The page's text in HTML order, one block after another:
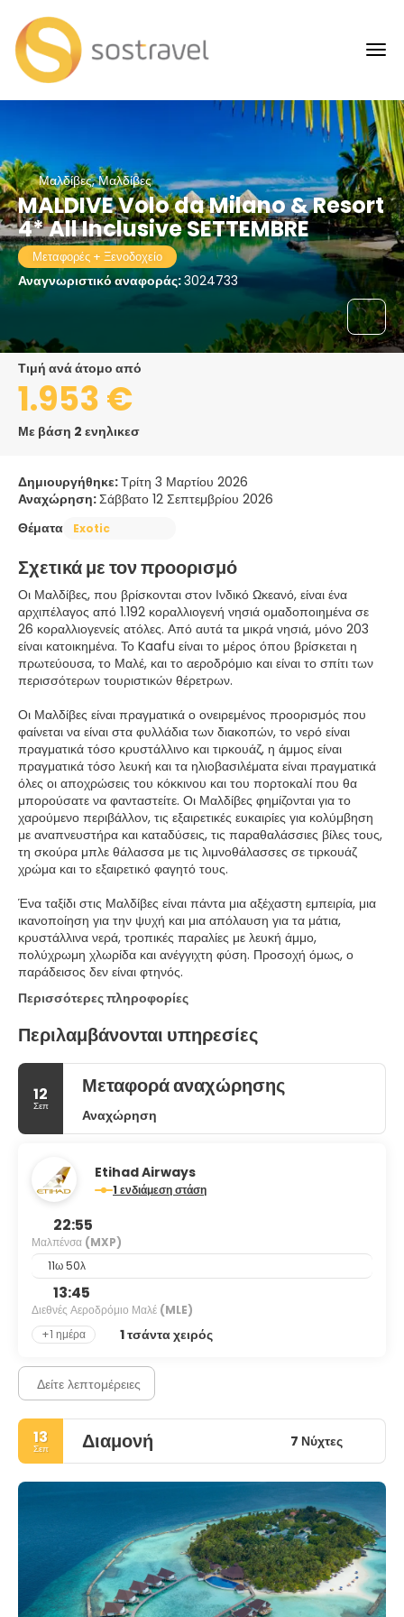
Μαλδίβες, Μαλδίβες
MALDIVE Volo da Milano & Resort
4* All Inclusive SETTEMBRE
Μεταφορές + Ξενοδοχείο
Αναγνωριστικό αναφοράς:3024733
τιμή ανά άτομο από
1.953 €
Με βάση 2 ενηλικεσ
Δημιουργήθηκε:Τρίτη 3 Μαρτίου 2026
Αναχώρηση:Σάββατο 12 Σεπτεμβρίου 2026
Θέματα
Exotic
Σχετικά με τον προορισμό
Οι Μαλδίβες, που βρίσκονται στον Ινδικό Ωκεανό, είναι ένα
αρχιπέλαγος από 1.192 κοραλλιογενή νησιά ομαδοποιημένα σε
26 κοραλλιογενείς ατόλες. Από αυτά τα μικρά νησιά, μόνο 203
είναι κατοικημένα. Το Kaafu είναι το μέρος όπου βρίσκεται η
πρωτεύουσα, το Μαλέ, και το αεροδρόμιο και είναι το σπίτι των
περισσότερων τουριστικών θέρετρων.
Οι Μαλδίβες είναι πραγματικά ο ονειρεμένος προορισμός που
φαίνεται να είναι στα φυλλάδια των διακοπών, το νερό είναι
πραγματικά τόσο κρυστάλλινο και τιρκουάζ, η άμμος είναι
πραγματικά τόσο λευκή και τα ηλιοβασιλέματα είναι πραγματικά
όλες οι αποχρώσεις του κόκκινου και του πορτοκαλί που θα
μπορούσατε να φανταστείτε. Οι Μαλδίβες φημίζονται για το
χαρούμενο περιβάλλον, τις εξαιρετικές ευκαιρίες για κολύμβηση
με αναπνευστήρα και καταδύσεις, τις παραθαλάσσιες βίλες τους,
τη σκούρα μπλε θάλασσα με τις λιμνοθάλασσες σε τιρκουάζ
χρώμα και το εξαιρετικό φαγητό τους.
Ένα ταξίδι στις Μαλδίβες είναι πάντα μια αξέχαστη εμπειρία, μια
ικανοποίηση για την ψυχή και μια απόλαυση για τα μάτια,
κρυστάλλινα νερά, τροπικές παραλίες με λευκή άμμο,
πολύχρωμη χλωρίδα και ανέγγιχτη φύση. Προσοχή όμως, ο
Περισσότερες πληροφορίες
Περιλαμβάνονται υπηρεσίες
12
Σεπ
Μεταφορά αναχώρησης
Αναχώρηση
Etihad Airways
1 ενδιάμεση στάση
22:55
Μαλπένσα (MXP)
11ω 50λ
13:45
Διεθνές Αεροδρόμιο Μαλέ (MLE)
+1 ημέρα
1 τσάντα χειρός
Δείτε λεπτομέρειες
13
Σεπ Διαμονή 7 Νύχτες